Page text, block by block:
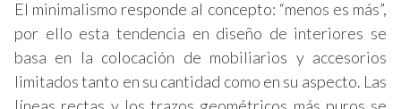
El minimalismo responde al concepto: “menos es más”,
por ello esta tendencia en diseño de interiores se
basa en la colocación de mobiliarios y accesorios
limitados tanto en su cantidad como en su aspecto. Las